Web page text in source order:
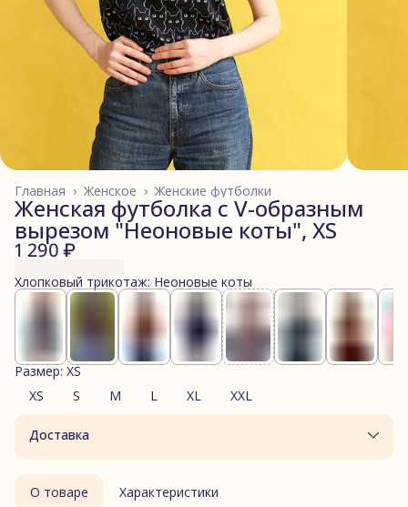
Женские футболки
Женское ›
Главная ›
Женская футболка с V-образным
вырезом "Неоновые коты", XS
1 290 ₽
Хлопковый трикотаж: Неоновые коты
Размер: XS
XS
S M L XL XXL
Доставка
О товаре Характеристики